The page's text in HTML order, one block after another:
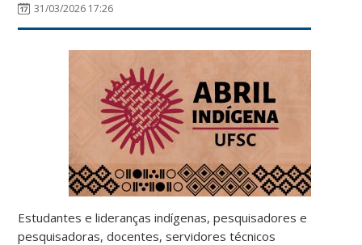
31/03/2026 17:26
Estudantes e lideranças indígenas, pesquisadores e
pesquisadoras, docentes, servidores técnicos